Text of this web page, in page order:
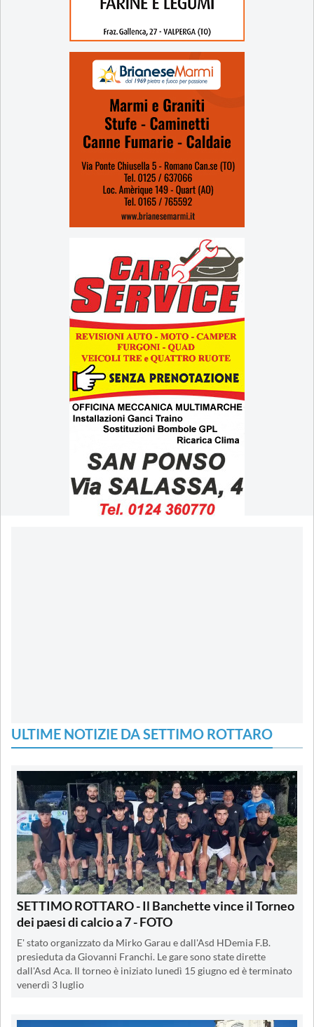
ULTIME NOTIZIE DA SETTIMO ROTTARO
SETTIMO ROTTARO - Il Banchette vince il Torneo
dei paesi di calcio a 7 - FOTO
E' stato organizzato da Mirko Garau e dall'Asd HDemia F.B.
presieduta da Giovanni Franchi. Le gare sono state dirette
dall'Asd Aca. Il torneo è iniziato lunedì 15 giugno ed è terminato
venerdì 3 luglio